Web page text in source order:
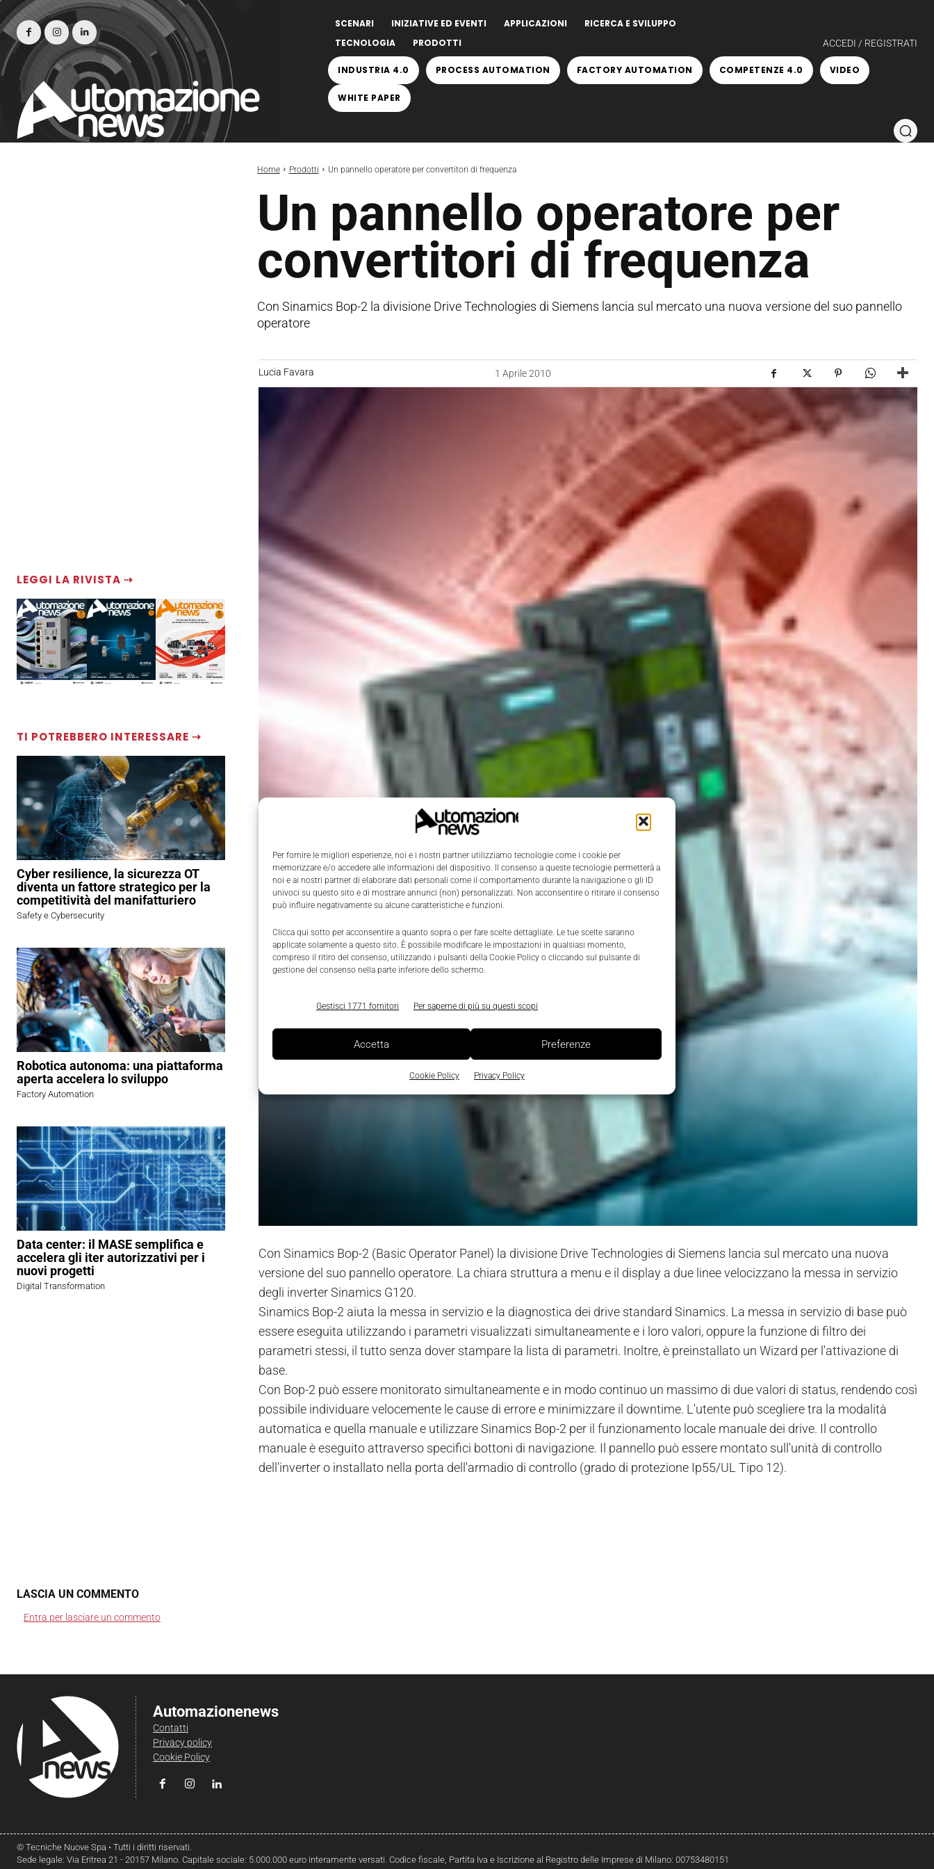
Per fornire le migliori esperienze, noi e i nostri partner utilizziamo tecnologie come i cookie per
memorizzare e/o accedere alle informazioni del dispositivo. Il consenso a queste tecnologie permetterà a
noi e ai nostri partner di elaborare dati personali come il comportamento durante la navigazione o gli ID
univoci su questo sito e di mostrare annunci (non) personalizzati. Non acconsentire o ritirare il consenso
può influire negativamente su alcune caratteristiche e funzioni.
Clicca qui sotto per acconsentire a quanto sopra o per fare scelte dettagliate. Le tue scelte saranno
applicate solamente a questo sito. È possibile modificare le impostazioni in qualsiasi momento,
compreso il ritiro del consenso, utilizzando i pulsanti della Cookie Policy o cliccando sul pulsante di
gestione del consenso nella parte inferiore dello schermo.
Gestisci 1771 fornitori Per saperne di più su questi scopi
Accetta Preferenze
Cookie Policy Privacy Policy
SCENARI INIZIATIVE ED EVENTI APPLICAZIONI
RICERCA E SVILUPPO
TECNOLOGIA
PRODOTTI ACCEDI / REGISTRATI
INDUSTRIA 4.0 PROCESS AUTOMATION FACTORY AUTOMATION COMPETENZE 4.0 VIDEO
WHITE PAPER
Home Prodotti Un pannello operatore per convertitori di frequenza
Un pannello operatore per
convertitori di frequenza
Con Sinamics Bop-2 la divisione Drive Technologies di Siemens lancia sul mercato una nuova versione del suo pannello
operatore
LEGGI LA RIVISTA ⇢
TI POTREBBERO INTERESSARE ⇢
Cyber resilience, la sicurezza OT
diventa un fattore strategico per la
competitività del manifatturiero
Safety e Cybersecurity
Robotica autonoma: una piattaforma
aperta accelera lo sviluppo
Factory Automation
Data center: il MASE semplifica e
accelera gli iter autorizzativi per i
nuovi progetti
Digital Transformation
Lucia Favara 1 Aprile 2010
Con Sinamics Bop-2 (Basic Operator Panel) la divisione Drive Technologies di Siemens lancia sul mercato una nuova
versione del suo pannello operatore. La chiara struttura a menu e il display a due linee velocizzano la messa in servizio
degli inverter Sinamics G120.
Sinamics Bop-2 aiuta la messa in servizio e la diagnostica dei drive standard Sinamics. La messa in servizio di base può
essere eseguita utilizzando i parametri visualizzati simultaneamente e i loro valori, oppure la funzione di filtro dei
parametri stessi, il tutto senza dover stampare la lista di parametri. Inoltre, è preinstallato un Wizard per l'attivazione di
base.
Con Bop-2 può essere monitorato simultaneamente e in modo continuo un massimo di due valori di status, rendendo così
possibile individuare velocemente le cause di errore e minimizzare il downtime. L'utente può scegliere tra la modalità
automatica e quella manuale e utilizzare Sinamics Bop-2 per il funzionamento locale manuale dei drive. Il controllo
manuale è eseguito attraverso specifici bottoni di navigazione. Il pannello può essere montato sull'unità di controllo
dell'inverter o installato nella porta dell'armadio di controllo (grado di protezione Ip55/UL Tipo 12).
LASCIA UN COMMENTO
Entra per lasciare un commento
Automazionenews
Contatti
Privacy policy
Cookie Policy
© Tecniche Nuove Spa • Tutti i diritti riservati.
Sede legale: Via Eritrea 21 - 20157 Milano. Capitale sociale: 5.000.000 euro interamente versati. Codice fiscale, Partita Iva e Iscrizione al Registro delle Imprese di Milano: 00753480151